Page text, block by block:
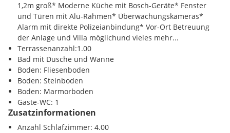
Infrastruktur / Entfernungen
Nahversorgung
Einkaufsmöglichkeiten 500.00 km
Verkehr
Flughafen 15000.00 km
Sonstige
Zentrum 300.00 km
1,2m groß* Moderne Küche mit Bosch-Geräte* Fenster
und Türen mit Alu-Rahmen* Überwachungskameras*
Alarm mit direkte Polizeianbindung* Vor-Ort Betreuung
der Anlage und Villa möglichund vieles mehr...
Terrassenanzahl:1.00
Bad mit Dusche und Wanne
Boden: Fliesenboden
Boden: Steinboden
Boden: Marmorboden
Gäste-WC: 1
Zusatzinformationen
Anzahl Schlafzimmer: 4.00